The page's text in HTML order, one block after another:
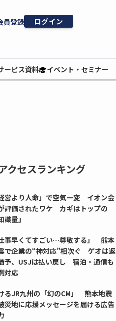
員登録 ログイン
ービス資料 イベント・セミナー
クセスランキング
経営より人命」で空気一変 イオン会
評価されたワケ カギはトップの
識量」
仕事早くてすごい…尊敬する」 熊本
で企業の“神対応”相次ぐ ゲオは返
予、USJは払い戻し 宿泊・通信も
対応
るJR九州の「幻のCM」 熊本地震
災地に応援メッセージを届ける広告